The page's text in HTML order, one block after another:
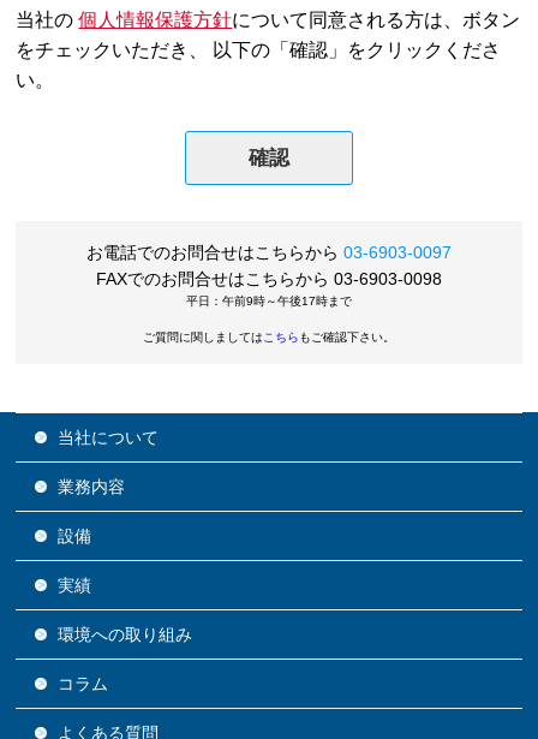
当社の個人情報保護方針について同意される方は、ボタン
をチェックいただき、 以下の「確認」をクリックくださ
い。
お電話でのお問合せはこちらから 03-6903-0097
FAXでのお問合せはこちらから 03-6903-0098
平日：午前9時～午後17時まで
ご質問に関しましては こちら もご確認下さい。
当社について
業務内容
設備
実績
環境への取り組み
コラム
よくある質問